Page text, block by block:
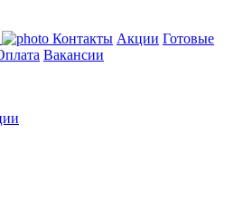
Контакты Акции Готовые
Вакансии